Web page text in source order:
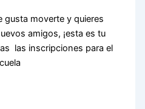
gusta moverte y quieres
amigos, ¡esta es tu
las inscripciones para el